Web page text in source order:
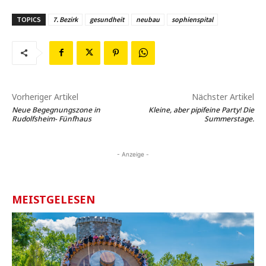
TOPICS 7. Bezirk gesundheit neubau sophienspital
Vorheriger Artikel
Neue Begegnungszone in
Rudolfsheim- Fünfhaus
Nächster Artikel
Kleine, aber pipifeine Party! Die
Summerstage.
- Anzeige -
MEISTGELESEN